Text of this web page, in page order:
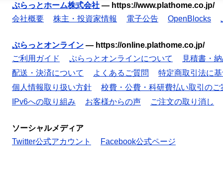
ぷらっとホーム株式会社 — https://www.plathome.co.jp/
会社概要
株主・投資家情報 電子公告 OpenBlocks
ぷらっとオンライン — https://online.plathome.co.jp/
ご利用ガイド
ぷらっとオンラインについて
見積書・
配送・決済について
よくあるご質問
特定商取引法に
個人情報取り扱い方針
校費・公費・科研費払い取引のご
IPv6への取り組み
お客様からの声 ご注文の取り消し
ソーシャルメディア
Twitter公式アカウント
Facebook公式ページ